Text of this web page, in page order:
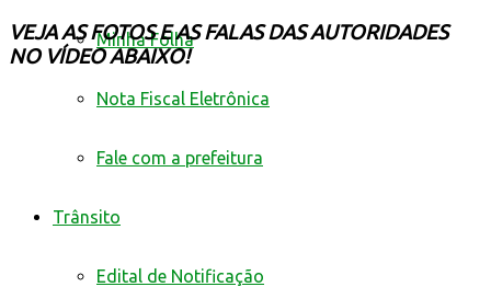
Minha Folha
Nota Fiscal Eletrônica
Fale com a prefeitura
Trânsito
Edital de Notificação
VEJA AS FOTOS E AS FALAS DAS AUTORIDADES
NO VÍDEO ABAIXO!